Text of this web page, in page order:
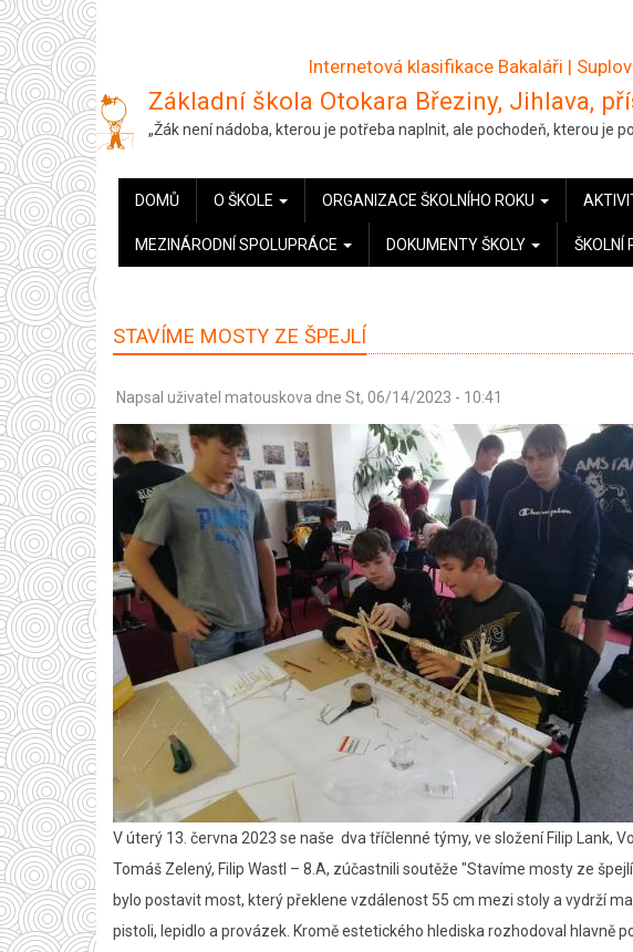
Přejít
k
hlavnímu
obsahu
Internetová klasifikace Bakaláři |
Základní škola Otokara Březiny, Jihlava,
„Žák není nádoba, kterou je potřeba naplnit, ale pochodeň, kterou je
HLAVNÍ
NAVIGACE
DOMŮ O ŠKOLE ORGANIZACE ŠKOLNÍHO ROKU
MEZINÁRODNÍ SPOLUPRÁCE DOKUMENTY ŠKOLY ŠKOLNÍ
STAVÍME MOSTY ZE ŠPEJLÍ
Napsal uživatel matouskova dne St, 06/14/2023 - 10:41
V úterý 13. června 2023 se naše dva tříčlenné týmy, ve složení Filip Lank,
Tomáš Zelený, Filip Wastl – 8.A, zúčastnili soutěže "Stavíme mosty ze
bylo postavit most, který překlene vzdálenost 55 cm mezi stoly a vydrží
pistoli, lepidlo a provázek. Kromě estetického hlediska rozhodoval hlavně